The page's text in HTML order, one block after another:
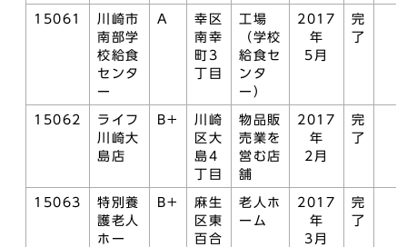
15061
川崎市
南部学
校給食
センタ
ー
A
幸区
南幸
町3
丁目
工場
（学校
給食セ
ンタ
ー）
2017
年
5月
完
了
15062
ライフ
川崎大
島店
B+
川崎
区大
島4
丁目
物品販
売業を
営む店
舗
2017
年
2月
完
了
15063
特別養
護老人
ホー
B+
麻生
区東
百合
老人ホ
ーム
2017
年
3月
完
了